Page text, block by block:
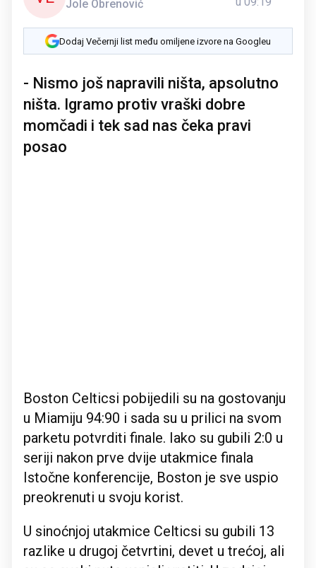
Jole Obrenović
Dodaj Večernji list među omiljene izvore na Googleu
- Nismo još napravili ništa, apsolutno
ništa. Igramo protiv vraški dobre
momčadi i tek sad nas čeka pravi
posao
Boston Celticsi pobijedili su na gostovanju
u Miamiju 94:90 i sada su u prilici na svom
parketu potvrditi finale. Iako su gubili 2:0 u
seriji nakon prve dvije utakmice finala
Istočne konferencije, Boston je sve uspio
preokrenuti u svoju korist.
U sinoćnjoj utakmice Celticsi su gubili 13
razlike u drugoj četvrtini, devet u trećoj, ali